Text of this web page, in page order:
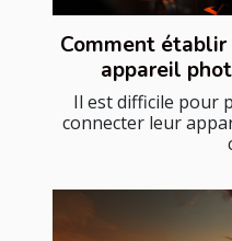
Comment
appareil
Il est difficile pour
connecter leur